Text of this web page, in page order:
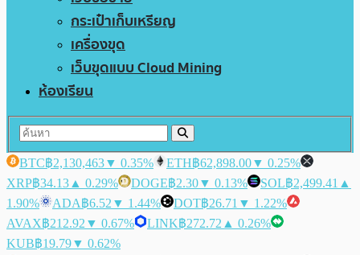
กระเป๋าเก็บเหรียญ
เครื่องขุด
เว็บขุดแบบ Cloud Mining
ห้องเรียน
BTC฿2,130,463▼ 0.35% ETH฿62,898.00▼ 0.25%
XRP฿34.13 ▲ 0.29% DOGE฿2.30▼ 0.13% SOL฿2,499.41 ▲
1.90%
ADA฿6.52 ▼ 1.44% DOT฿26.71 ▼ 1.22%
AVAX฿212.92 ▼ 0.67% LINK฿272.72 ▲ 0.26%
KUB฿19.79▼ 0.62%